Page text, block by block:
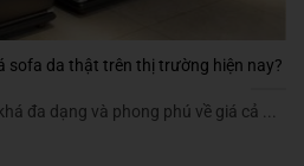
sofa da thật trên thị trường hiện nay?
đa dạng và phong phú về giá cả ...